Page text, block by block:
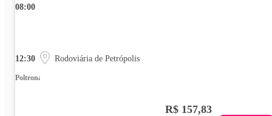
08:00
12:30 Rodoviária de Petrópolis
Poltrona
R$ 157,83